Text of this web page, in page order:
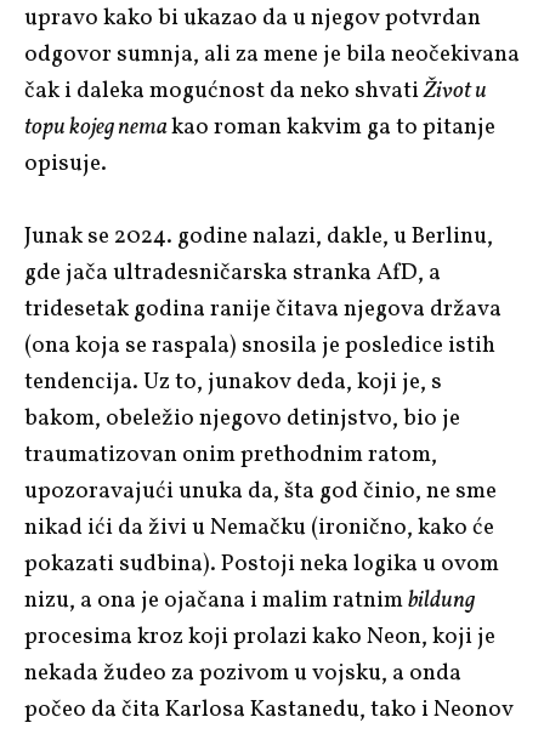
upravo kako bi ukazao da u njegov potvrdan
odgovor sumnja, ali za mene je bila neočekivana
čak i daleka mogućnost da neko shvatiŽivot u
topu kojeg nemakao roman kakvim ga to pitanje
opisuje.
Junak se 2024. godine nalazi, dakle, u Berlinu,
gde jača ultradesničarska stranka AfD, a
tridesetak godina ranije čitava njegova država
(ona koja se raspala) snosila je posledice istih
tendencija. Uz to, junakov deda, koji je, s
bakom, obeležio njegovo detinjstvo, bio je
traumatizovan onim prethodnim ratom,
upozoravajući unuka da, šta god činio, ne sme
nikad ići da živi u Nemačku (ironično, kako će
pokazati sudbina). Postoji neka logika u ovom
nizu, a ona je ojačana i malim ratnimbildung
procesima kroz koji prolazi kako Neon, koji je
nekada žudeo za pozivom u vojsku, a onda
počeo da čita Karlosa Kastanedu, tako i Neonov